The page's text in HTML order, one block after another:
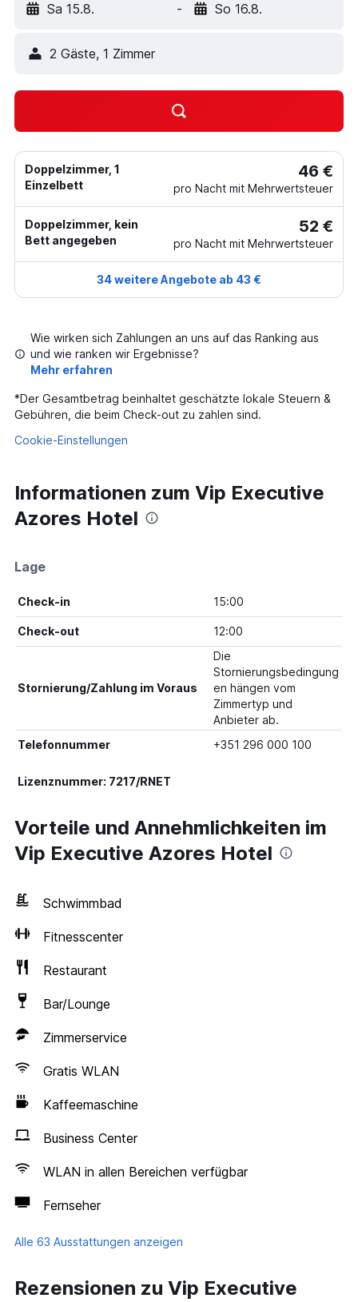
Sa 15.8. - So 16.8.
2 Gäste, 1 Zimmer
Doppelzimmer, 1
Einzelbett
46 €
pro Nacht mit Mehrwertsteuer
Doppelzimmer, kein
Bett angegeben
52 €
pro Nacht mit Mehrwertsteuer
34 weitere Angebote ab 43 €
Wie wirken sich Zahlungen an uns auf das Ranking aus
und wie ranken wir Ergebnisse?
Mehr erfahren
*Der Gesamtbetrag beinhaltet geschätzte lokale Steuern &
Gebühren, die beim Check-out zu zahlen sind.
Cookie-Einstellungen
Informationen zum Vip Executive
Azores Hotel
Lage
Check-in 15:00
Check-out 12:00
Stornierung/Zahlung im Voraus
Die
Stornierungsbedingung
en hängen vom
Zimmertyp und
Anbieter ab.
Telefonnummer
+351 296 000 100
Lizenznummer: 7217/RNET
Vorteile und Annehmlichkeiten im
Vip Executive Azores Hotel
Schwimmbad
Fitnesscenter
Restaurant
Bar/Lounge
Zimmerservice
Gratis WLAN
Kaffeemaschine
Business Center
WLAN in allen Bereichen verfügbar
Fernseher
Alle 63 Ausstattungen anzeigen
Rezensionen zu Vip Executive